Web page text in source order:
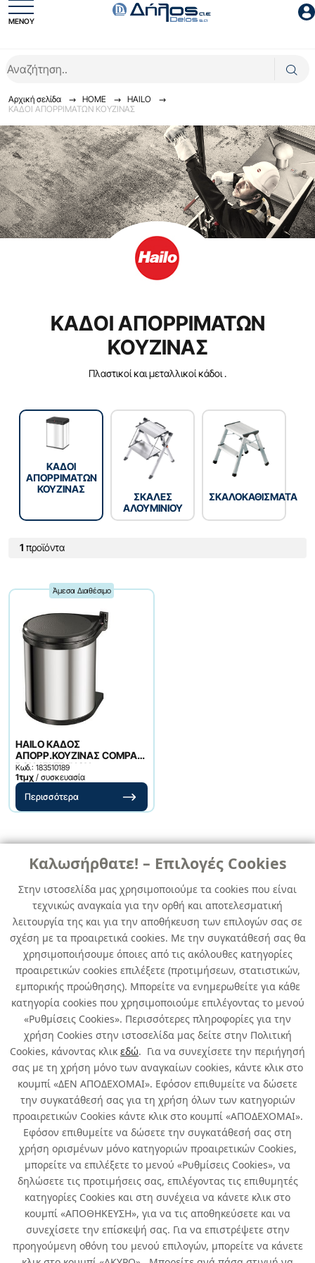
Καλωσήρθατε! – Επιλογές Cookies
Στην ιστοσελίδα μας χρησιμοποιούμε τα cookies που είναι
τεχνικώς αναγκαία για την ορθή και αποτελεσματική
λειτουργία της και για την αποθήκευση των επιλογών σας σε
σχέση με τα προαιρετικά cookies. Με την συγκατάθεσή σας θα
χρησιμοποιήσουμε όποιες από τις ακόλουθες κατηγορίες
προαιρετικών cookies επιλέξετε (προτιμήσεων, στατιστικών,
εμπορικής προώθησης). Μπορείτε να ενημερωθείτε για κάθε
κατηγορία cookies που χρησιμοποιούμε επιλέγοντας το μενού
«Ρυθμίσεις Cookies». Περισσότερες πληροφορίες για την
χρήση Cookies στην ιστοσελίδα μας δείτε στην Πολιτική
Cookies, κάνοντας κλικ εδώ. Για να συνεχίσετε την περιήγησή
σας με τη χρήση μόνο των αναγκαίων cookies, κάντε κλικ στο
κουμπί «ΔΕΝ ΑΠΟΔΕΧΟΜΑΙ». Εφόσον επιθυμείτε να δώσετε
την συγκατάθεσή σας για τη χρήση όλων των κατηγοριών
προαιρετικών Cookies κάντε κλικ στο κουμπί «ΑΠΟΔΕΧΟΜΑΙ».
Εφόσον επιθυμείτε να δώσετε την συγκατάθεσή σας στη
χρήση ορισμένων μόνο κατηγοριών προαιρετικών Cookies,
μπορείτε να επιλέξετε το μενού «Ρυθμίσεις Cookies», να
δηλώσετε τις προτιμήσεις σας, επιλέγοντας τις επιθυμητές
κατηγορίες Cookies και στη συνέχεια να κάνετε κλικ στο
κουμπί «ΑΠΟΘΗΚΕΥΣΗ», για να τις αποθηκεύσετε και να
συνεχίσετε την επίσκεψή σας. Για να επιστρέψετε στην
προηγούμενη οθόνη του μενού επιλογών, μπορείτε να κάνετε
ΜΕΝΟΥ
Είσοδος
Ξέχασες το password;
Αρχική σελίδα HOME
HAILO
ΚΑΔΟΙ ΑΠΟΡΡIΜΑΤΩΝ ΚΟΥΖΙΝΑΣ
ΚΑΔΟΙ ΑΠΟΡΡIΜΑΤΩΝ
ΚΟΥΖΙΝΑΣ
Πλαστικοί και μεταλλικοί κάδοι .
ΚΑΔΟΙ
ΑΠΟΡΡIΜΑΤΩΝ
ΚΟΥΖΙΝΑΣ
ΣΚΑΛΕΣ
ΑΛΟΥΜΙΝΙΟΥ
ΣΚΑΛΟΚΑΘΙΣΜΑΤΑ
1 προϊόντα
Άμεσα Διαθέσιμο
HAILO ΚΑΔΟΣ
ΑΠΟΡΡ.ΚΟΥΖΙΝΑΣ COMPAC-
BOX 15LTR INOX
Κωδ.: 183510189
1τμχ / συσκευασία
Περισσότερα
Σχετικά με εμάς
Χρήσιμα
Όροι χρήσης & Ασφάλεια
Developed by
Info Quest Technologies
Copyright © Δήλος 2016-2026 . All rights reserved